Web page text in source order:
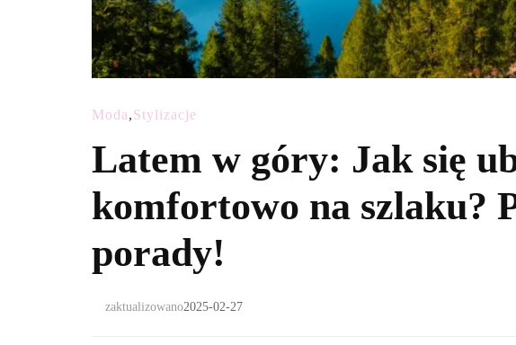
Moda,Stylizacje
Latem w góry: Jak się
komfortowo na szlaku?
porady!
zaktualizowano2025-02-27